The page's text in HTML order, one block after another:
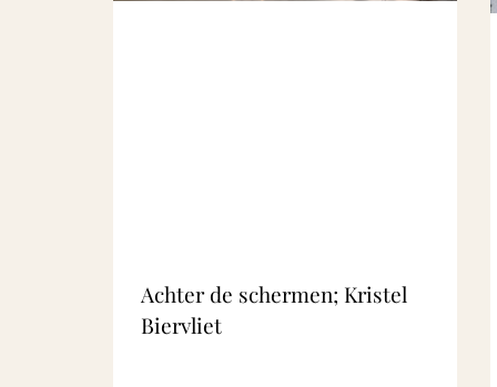
Achter de schermen; Kristel
Biervliet